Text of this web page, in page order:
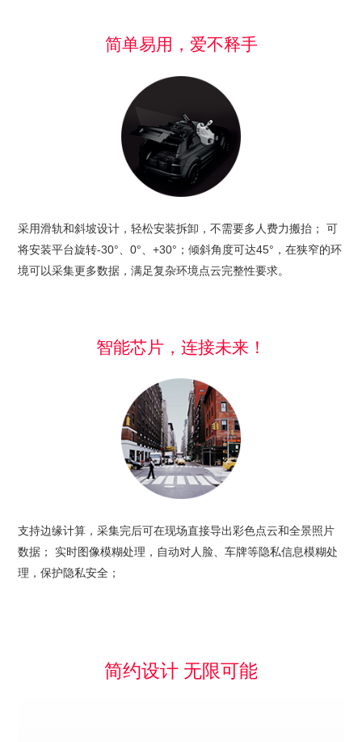
简单易用，爱不释手
采用滑轨和斜坡设计，轻松安装拆卸，不需要多人费力搬抬； 可
将安装平台旋转-30°、0°、+30°；倾斜角度可达45°，在狭窄的环
境可以采集更多数据，满足复杂环境点云完整性要求。
智能芯片，连接未来！
支持边缘计算，采集完后可在现场直接导出彩色点云和全景照片
数据； 实时图像模糊处理，自动对人脸、车牌等隐私信息模糊处
理，保护隐私安全；
简约设计 无限可能